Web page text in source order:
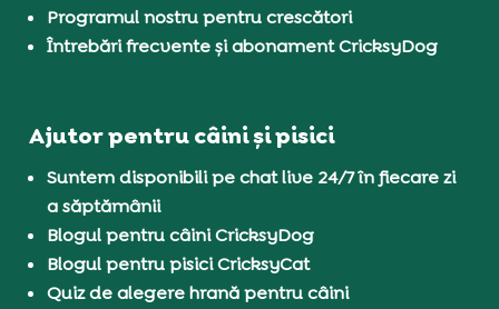
Programul nostru pentru crescători
Întrebări frecvente și abonament CricksyDog
Ajutor pentru câini și pisici
Suntem disponibili pe chat live 24/7 în fiecare zi
a săptămânii
Blogul pentru câini CricksyDog
Blogul pentru pisici CricksyCat
Quiz de alegere hrană pentru câini